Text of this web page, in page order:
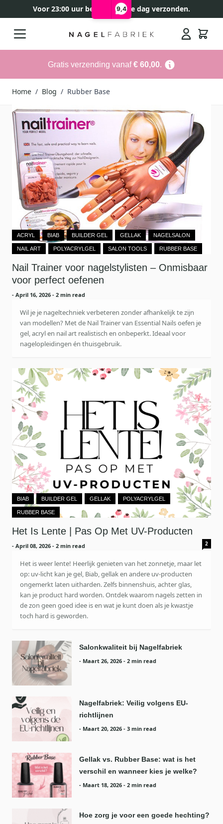
9,4
Voor 23:00 uur besteld, zelfde dag verzonden.
Gratis verzending vanaf€ 60,00.
Home / Blog / Rubber Base
ACRYL BIAB BUILDER GEL GELLAK NAGELSALON
NAIL ART POLYACRYLGEL SALON TOOLS RUBBER BASE
Nail Trainer voor nagelstylisten – Onmisbaar
voor perfect oefenen
- April 16, 2026 - 2 min read
Wil je je nageltechniek verbeteren zonder afhankelijk te zijn
van modellen? Met de Nail Trainer van Essential Nails oefen je
gel, acryl en nail art realistisch en onbeperkt. Ideaal voor
nagelopleidingen én thuisgebruik.
BIAB BUILDER GEL GELLAK POLYACRYLGEL
RUBBER BASE
Het Is Lente | Pas Op Met UV-Producten
- April 08, 2026 - 2 min read 2
Het is weer lente! Heerlijk genieten van het zonnetje, maar let
op: uv-licht kan je gel, Biab, gellak en andere uv-producten
ongemerkt laten uitharden. Zelfs binnenshuis, achter glas,
kan je product hard worden. Ontdek waarom nagels zetten in
de zon geen goed idee is en wat je kunt doen als je kwastje
toch hard is geworden.
Salonkwaliteit bij Nagelfabriek
- Maart 26, 2026 - 2 min read
Nagelfabriek: Veilig volgens EU-
richtlijnen
- Maart 20, 2026 - 3 min read
Gellak vs. Rubber Base: wat is het
verschil en wanneer kies je welke?
- Maart 18, 2026 - 2 min read
Hoe zorg je voor een goede hechting?